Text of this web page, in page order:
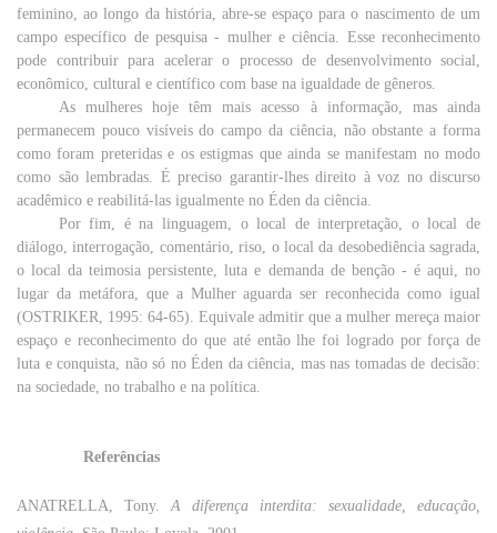
feminino, ao longo da história, abre-se espaço para o nascimento de um
campo específico de pesquisa - mulher e ciência. Esse reconhecimento
pode contribuir para acelerar o processo de desenvolvimento social,
econômico, cultural e científico com base na igualdade de gêneros.
As mulheres hoje têm mais acesso à informação, mas ainda
permanecem pouco visíveis do campo da ciência, não obstante a forma
como foram preteridas e os estigmas que ainda se manifestam no modo
como são lembradas. É preciso garantir-lhes direito à voz no discurso
acadêmico e reabilitá-las igualmente no Éden da ciência.
Por fim, é na linguagem, o local de interpretação, o local de
diálogo, interrogação, comentário, riso, o local da desobediência sagrada,
o local da teimosia persistente, luta e demanda de benção - é aqui, no
lugar da metáfora, que a Mulher aguarda ser reconhecida como igual
(OSTRIKER, 1995: 64-65). Equivale admitir que a mulher mereça maior
espaço e reconhecimento do que até então lhe foi logrado por força de
luta e conquista, não só no Éden da ciência, mas nas tomadas de decisão:
na sociedade, no trabalho e na política.
Referências
ANATRELLA, Tony.A diferença interdita: sexualidade, educação,